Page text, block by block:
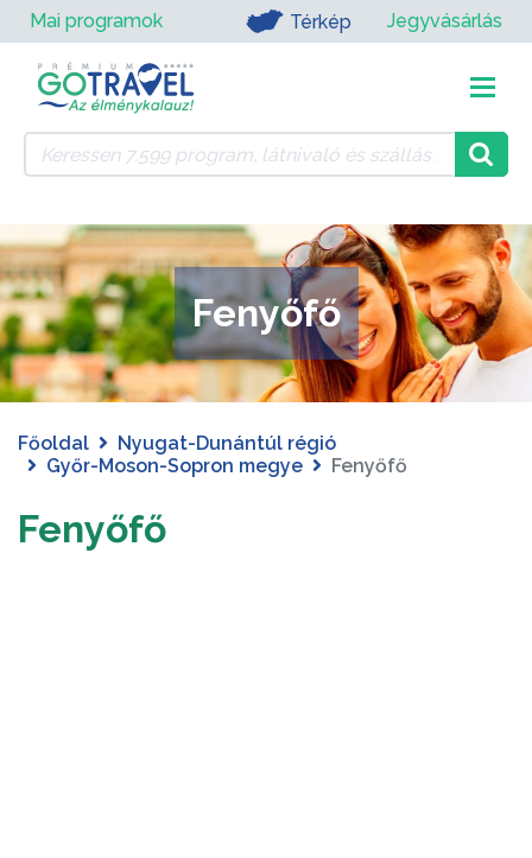
Mai programok Térkép Jegyvásárlás
Fenyőfő
Főoldal
Nyugat-Dunántúl régió
Győr-Moson-Sopron megye
Fenyőfő
Fenyőfő